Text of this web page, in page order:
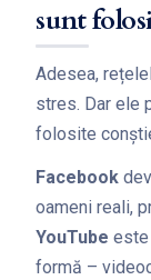
sunt
Adesea,
stres. Dar ele
folosite
Facebook
oameni reali,
YouTube este
formă –